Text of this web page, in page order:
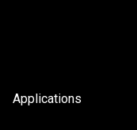
Applications